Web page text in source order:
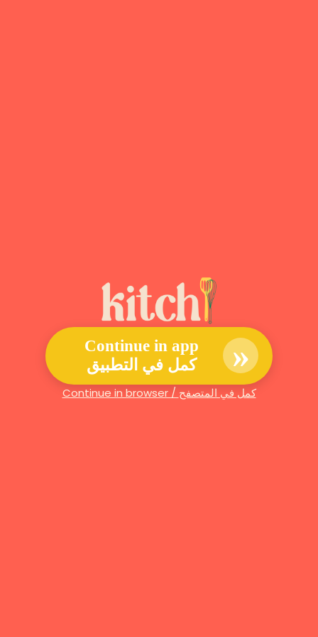
Continue in app
كمل في التطبيق
»
Continue in browser / كمل في المتصفح